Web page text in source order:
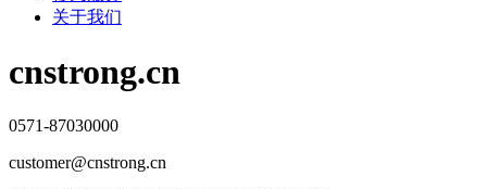
关于我们
cnstrong.cn
0571-87030000
customer@cnstrong.cn